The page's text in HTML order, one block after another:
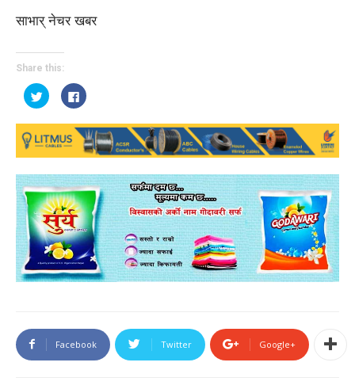
साभार् नेचर खबर
Share this:
Click
to
share
on
(Opens
in
new
Click
to
on
Facebook
(Opens
in
new
Facebook Twitter Google+